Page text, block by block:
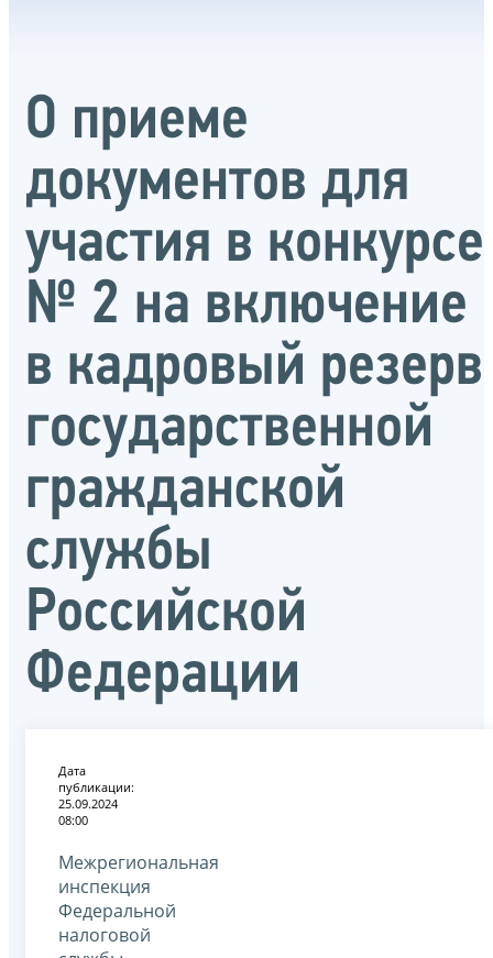
О приеме
документов для
участия в конкурсе
№ 2 на включение
в кадровый резерв
государственной
гражданской
службы
Российской
Федерации
Дата
публикации:
25.09.2024
08:00
Межрегиональная
инспекция
Федеральной
налоговой